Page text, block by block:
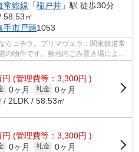
常総線 「稲戸井 」駅 徒歩30分
58.53㎡
手市戸頭1053
らコチラ。プリマヴェラ：関東鉄道常
の物件です。敷地内ごみ置き場によ
省...
円 (管理費等：3,300円 )
0ヶ月 礼金 0ヶ月
/ 2LDK / 58.53㎡
円 (管理費等：3,300円 )
0ヶ月 礼金 0ヶ月